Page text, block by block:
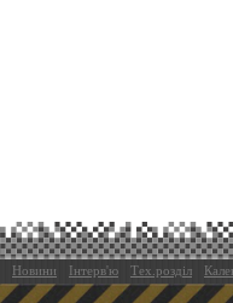
Новини Інтерв'ю Тех.розділ